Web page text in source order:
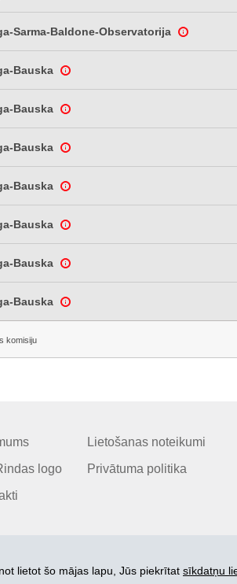
Sarma-Baldone-Observatorija
Bauska
Bauska
Bauska
Bauska
Bauska
Bauska
Bauska
komisiju
logo
Lietošanas noteikumi
Privātuma politika
© 2006-2026 SIA
lietot šo mājas lapu, Jūs piekrītat sīkdatņu